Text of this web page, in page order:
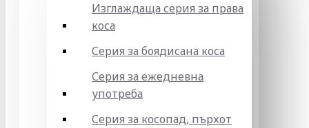
Изглаждаща серия за права
коса
Серия за боядисана коса
Серия за ежедневна
употреба
Серия за косопад, пърхот